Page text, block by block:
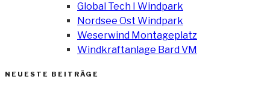
Global Tech I Windpark
Nordsee Ost Windpark
Weserwind Montageplatz
Windkraftanlage Bard VM
NEUESTE BEITRÄGE